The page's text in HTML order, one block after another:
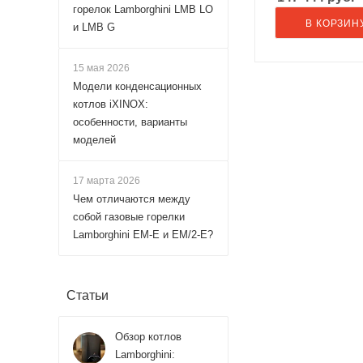
В
горелок Lamborghini LMB LO
и LMB G
15 мая 2026
Модели конденсационных
котлов iXINOX:
особенности, варианты
моделей
17 марта 2026
Чем отличаются между
собой газовые горелки
Lamborghini EM-E и EM/2-E?
Статьи
Обзор котлов
Lamborghini: